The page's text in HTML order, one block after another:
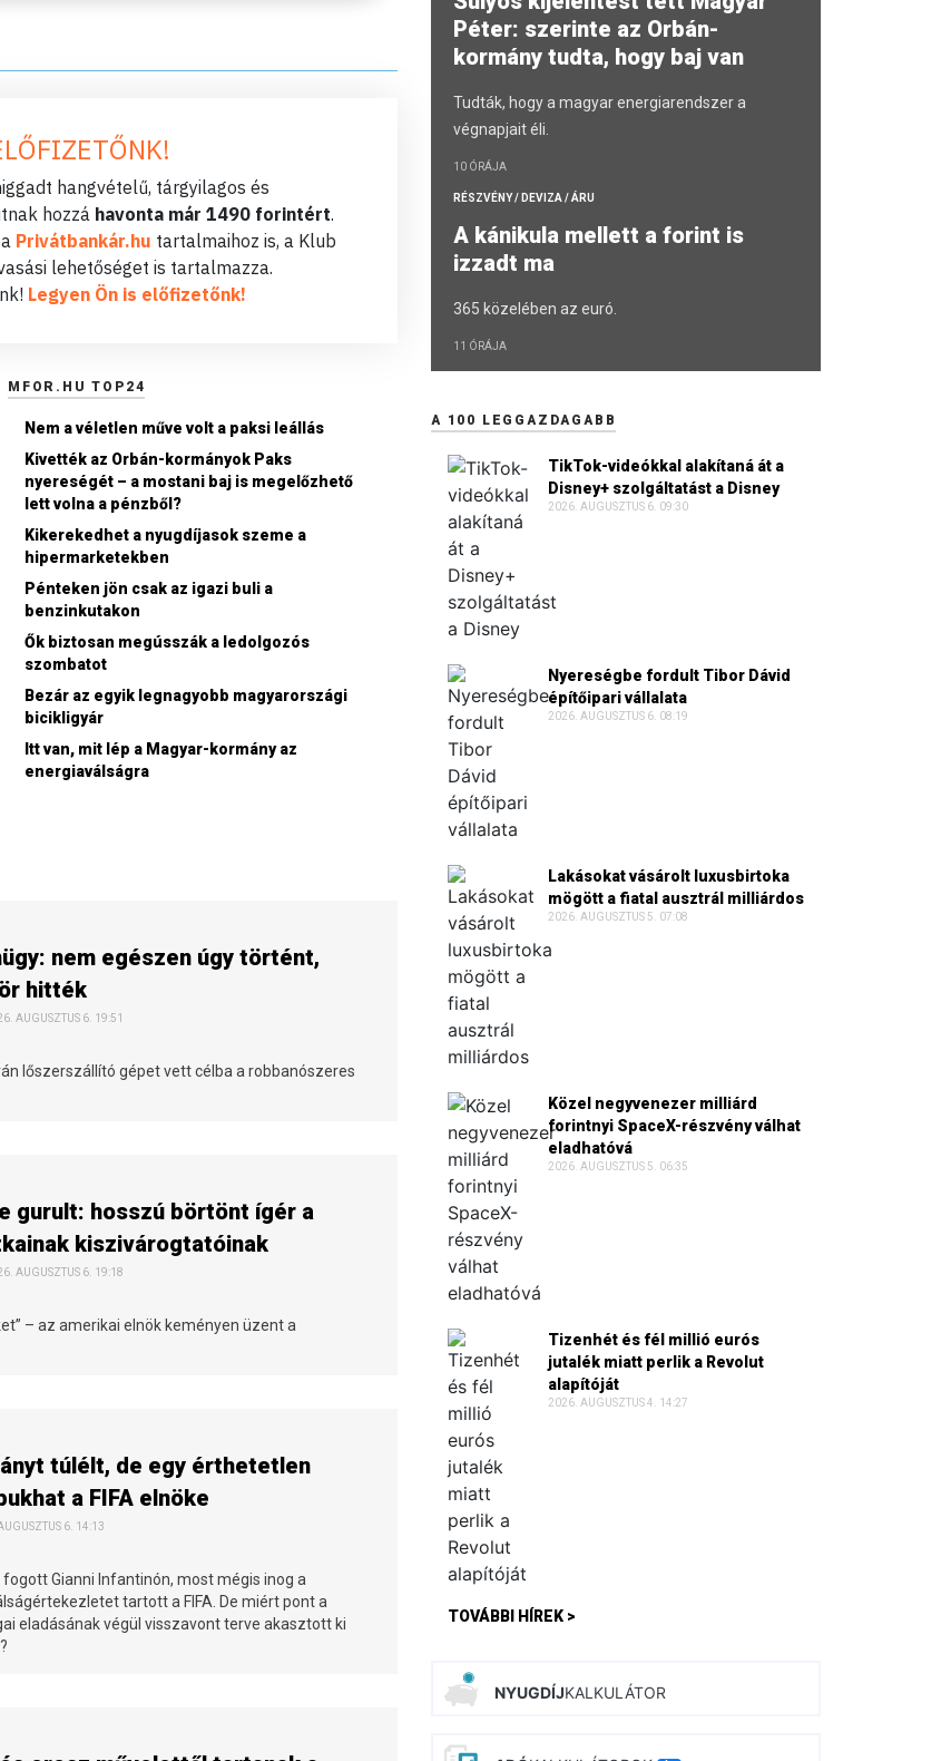
hangvételű, tárgyilagos és
hozzá havonta már 1490 forintért.
Privátbankár.hu tartalmaihoz is, a Klub
lehetőséget is tartalmazza.
Legyen Ön is előfizetőnk!
MFOR.HU TOP24
Nem a véletlen műve volt a paksi leállás
Kivették az Orbán-kormányok Paks
nyereségét – a mostani baj is megelőzhető
lett volna a pénzből?
Kikerekedhet a nyugdíjasok szeme a
hipermarketekben
Pénteken jön csak az igazi buli a
benzinkutakon
Ők biztosan megússzák a ledolgozós
szombatot
Bezár az egyik legnagyobb magyarországi
bicikligyár
Itt van, mit lép a Magyar-kormány az
energiaválságra
nem egészen úgy történt,
hitték
AUGUSZTUS 6. 19:51
lőszerszállító gépet vett célba a robbanószeres
gurult: hosszú börtönt ígér a
kiszivárogtatóinak
AUGUSZTUS 6. 19:18
– az amerikai elnök keményen üzent a
túlélt, de egy érthetetlen
a FIFA elnöke
6. 14:13
fogott Gianni Infantinón, most mégis inog a
tartott a FIFA. De miért pont a
eladásának végül visszavont terve akasztott ki
Péter: szerinte az Orbán-
kormány tudta, hogy baj van
Tudták, hogy a magyar energiarendszer a
végnapjait éli.
10 ÓRÁJA
RÉSZVÉNY / DEVIZA / ÁRU
A kánikula mellett a forint is
izzadt ma
365 közelében az euró.
11 ÓRÁJA
A 100 LEGGAZDAGABB
TikTok-videókkal alakítaná át a
Disney+ szolgáltatást a Disney
2026. AUGUSZTUS 6. 09:30
Nyereségbe fordult Tibor Dávid
építőipari vállalata
2026. AUGUSZTUS 6. 08:19
Lakásokat vásárolt luxusbirtoka
mögött a fiatal ausztrál milliárdos
2026. AUGUSZTUS 5. 07:08
Közel negyvenezer milliárd
forintnyi SpaceX-részvény válhat
eladhatóvá
2026. AUGUSZTUS 5. 06:35
Tizenhét és fél millió eurós
jutalék miatt perlik a Revolut
alapítóját
2026. AUGUSZTUS 4. 14:27
TOVÁBBI HÍREK >
NYUGDÍJKALKULÁTOR